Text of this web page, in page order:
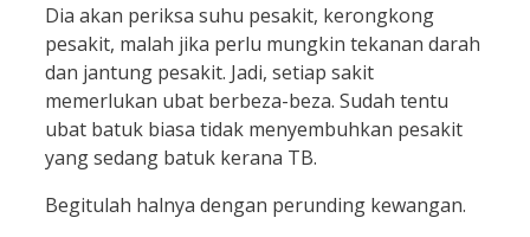
Dia akan periksa suhu pesakit, kerongkong
pesakit, malah jika perlu mungkin tekanan darah
dan jantung pesakit. Jadi, setiap sakit
memerlukan ubat berbeza-beza. Sudah tentu
ubat batuk biasa tidak menyembuhkan pesakit
yang sedang batuk kerana TB.
Begitulah halnya dengan perunding kewangan.